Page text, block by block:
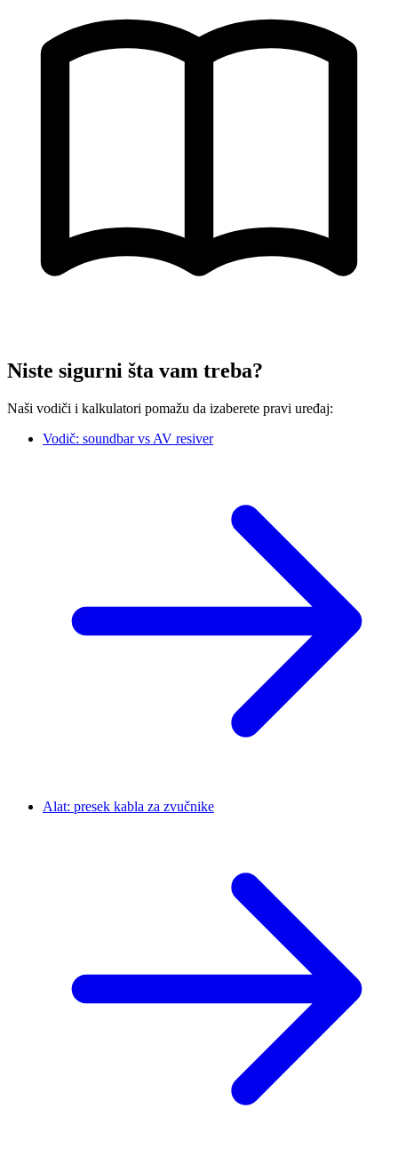
Niste sigurni šta vam treba?
Naši vodiči i kalkulatori pomažu da izaberete pravi uređaj:
Vodič: soundbar vs AV resiver
Alat: presek kabla za zvučnike